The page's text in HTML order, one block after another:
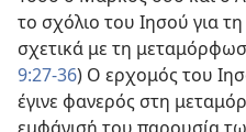
το σχόλιο του Ιησού για
σχετικά με τη
9:27-36) Ο ερχομός του
έγινε φανερός στη